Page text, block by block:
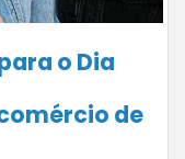
o Dia
de